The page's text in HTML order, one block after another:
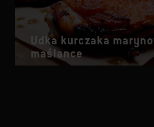
Udka kurczaka
maślance